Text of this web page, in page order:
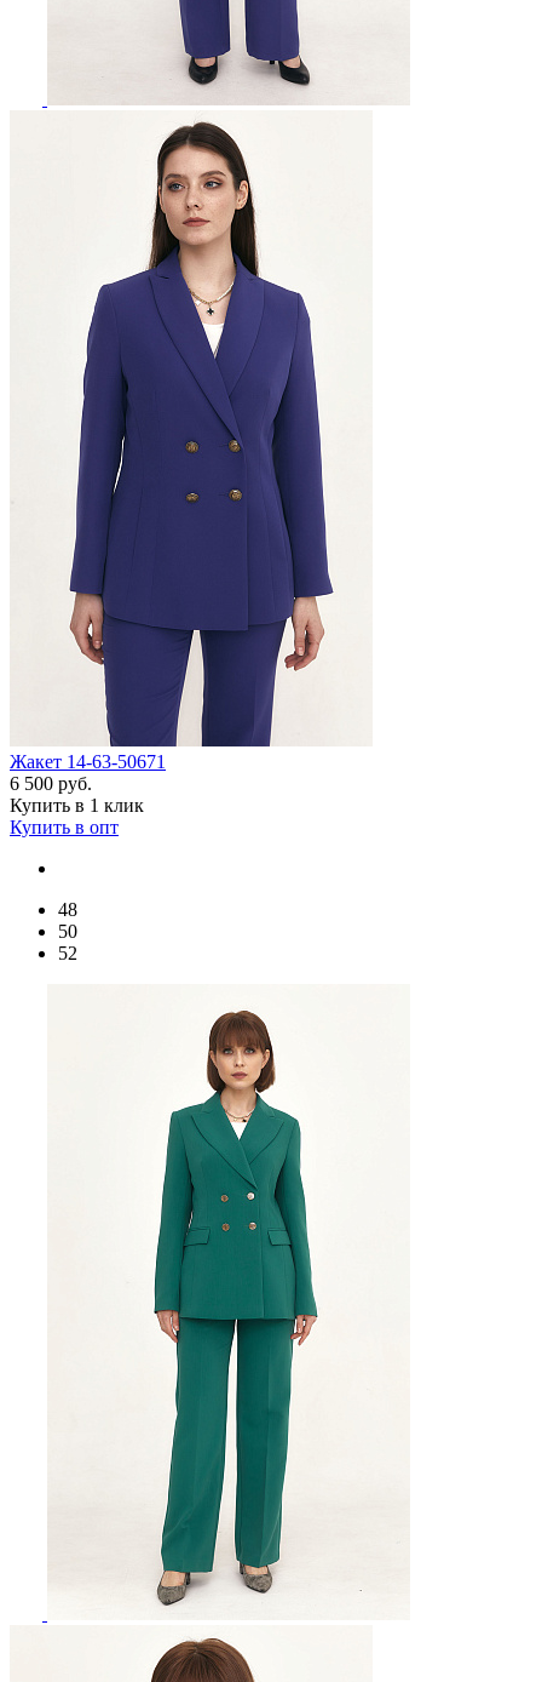
Жакет 14-63-50671
6 500 руб.
Купить в 1 клик
Купить в опт
48
50
52